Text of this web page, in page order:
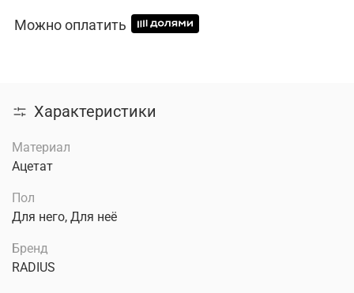
Можно оплатить
Характеристики
Материал
Ацетат
Пол
Для него, Для неё
Бренд
RADIUS